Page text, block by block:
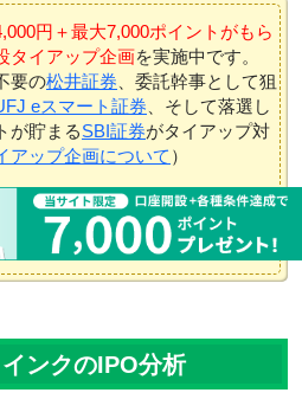
円＋最大7,000ポイントがもら
タイアップ企画を実施中です。
要の松井証券 、委託幹事として狙
eスマート証券 、そして落選し
が貯まるSBI証券がタイアップ対
アップ企画について ）
ンクのIPO分析